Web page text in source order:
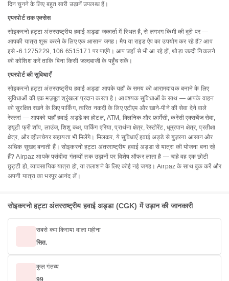
दिन चुनने के लिए बहुत सारी उड़ानें उपलब्ध हैं।
एयरपोर्ट तक एक्सेस
सोइकरनो हट्टा अंतरराष्ट्रीय हवाई अड्डा जकार्ता में स्थित है, से लगभग किमी की दूरी पर —
आपकी यात्रा शुरू करने के लिए एक आसान जगह। मैप या राइड ऐप का उपयोग कर रहे हैं? आप
इसे -6.1275229, 106.6515171 पर पाएंगे। आप जहाँ से भी आ रहे हों, थोड़ा जल्दी निकलने
की कोशिश करें ताकि बिना किसी जल्दबाजी के पहुँच सकें।
एयरपोर्ट की सुविधाएँ
सोइकरनो हट्टा अंतरराष्ट्रीय हवाई अड्डा आपके यहाँ के समय को आरामदायक बनाने के लिए
सुविधाओं की एक मज़बूत श्रृंखला प्रदान करता है। आवश्यक सुविधाओं के साथ — आपके वाहन
को सुरक्षित रखने के लिए पार्किंग, त्वरित नकदी के लिए एटीएम और खाने-पीने की सेवा देने वाले
रेस्तरां — आपको यहाँ हवाई अड्डे का होटल, ATM, क्लिनिक और फ़ार्मेसी, करेंसी एक्सचेंज सेवा,
ड्यूटी फ्री शॉप, लाउंज, शिशु कक्ष, पार्किंग एरिया, प्रार्थना क्षेत्र, रेस्टोरेंट, धूम्रपान क्षेत्र, प्रतीक्षा
क्षेत्र, और व्हीलचेयर सहायता भी मिलेंगे। मिलकर, ये सुविधाएँ हवाई अड्डे से गुज़रना आसान और
अधिक सुखद बनाती हैं। सोइकरनो हट्टा अंतरराष्ट्रीय हवाई अड्डा से यात्रा की योजना बना रहे
हैं? Airpaz आपके पसंदीदा गंतव्यों तक उड़ानों पर विशेष ऑफर लाता है — चाहे वह एक छोटी
छुट्टी हो, व्यावसायिक यात्रा हो, या तलाशने के लिए कोई नई जगह। Airpaz के साथ बुक करें और
अपनी यात्रा का भरपूर आनंद लें।
सोइकरनो हट्टा अंतरराष्ट्रीय हवाई अड्डा (CGK) में उड़ान की जानकारी
सबसे कम किराया वाला महीना
सित.
कुल गंतव्य
99